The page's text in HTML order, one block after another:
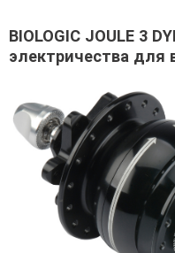
BIOLOGIC JOULE 3
электричества для